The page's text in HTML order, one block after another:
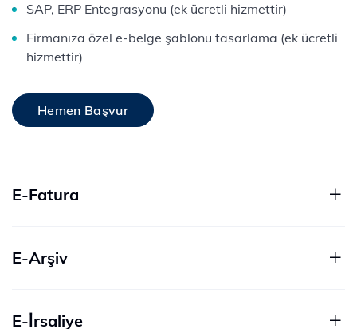
SAP, ERP Entegrasyonu (ek ücretli hizmettir)
Firmanıza özel e-belge şablonu tasarlama (ek ücretli
hizmettir)
Hemen Başvur
E-Fatura
E-Arşiv
E-İrsaliye